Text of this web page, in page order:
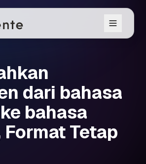
dari bahasa
bahasa
Tetap